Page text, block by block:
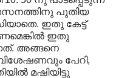
പുതിയ
ഇതു കേട്ട്
ഇതു
അങ്ങനെ
പേറി,
മഷിയിട്ടു